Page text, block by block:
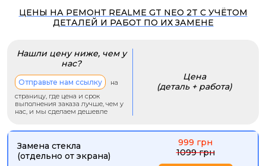
ЦЕНЫ НА РЕМОНТ REALME GT NEO 2T С УЧЁТОМ
ДЕТАЛЕЙ И РАБОТ ПО ИХ ЗАМЕНЕ
Нашли цену ниже, чем у
нас?
Отправьте нам ссылку
на
страницу, где цена и срок
выполнения заказа лучше, чем у
нас, и мы сделаем дешевле
Цена
(деталь + работа)
Замена стекла
(отдельно от экрана)
999 грн
1099 грн